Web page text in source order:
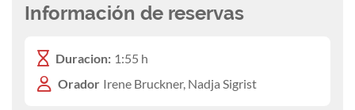
Información de reservas
Duracion: 1:55 h
Orador Irene Bruckner, Nadja Sigrist